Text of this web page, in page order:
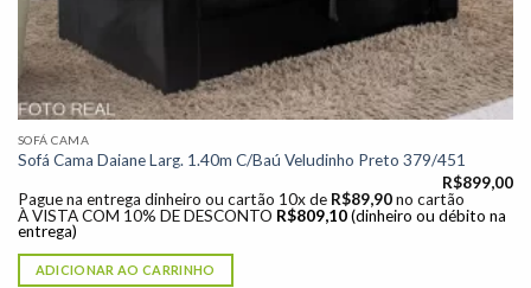
SOFÁ CAMA
Sofá Cama Daiane Larg. 1.40m C/Baú Veludinho Preto 379/451
R$899,00
Pague na entrega dinheiro ou cartão 10x de R$89,90 no cartão
À VISTA COM 10% DE DESCONTO R$809,10 (dinheiro ou débito na
entrega)
ADICIONAR AO CARRINHO